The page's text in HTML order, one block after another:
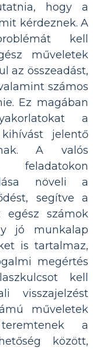
hogy a
kérdeznek. A
kell
műveletek
az összeadást,
számos
Ez magában
a
jelentő
A valós
feladatokon
növeli a
segítve a
egész számok
jó munkalap
is tartalmaz,
megértés
kell
visszajelzést
műveletek
a
között,